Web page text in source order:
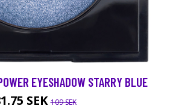
EYESHADOW STARRY BLUE
SEK109 SEK